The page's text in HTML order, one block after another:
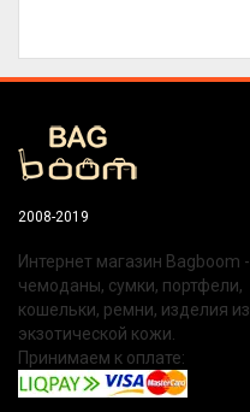
2008-2019
Интернет магазин Bagboom -
чемоданы, сумки, портфели,
кошельки, ремни, изделия из
экзотической кожи.
Принимаем к оплате: